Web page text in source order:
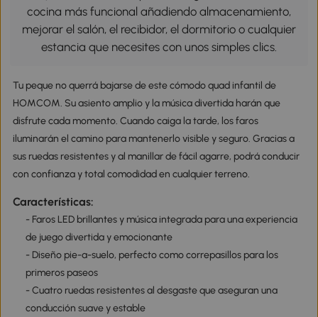
cocina más funcional añadiendo almacenamiento,
mejorar el salón, el recibidor, el dormitorio o cualquier
estancia que necesites con unos simples clics.
Tu peque no querrá bajarse de este cómodo quad infantil de
HOMCOM. Su asiento amplio y la música divertida harán que
disfrute cada momento. Cuando caiga la tarde, los faros
iluminarán el camino para mantenerlo visible y seguro. Gracias a
sus ruedas resistentes y al manillar de fácil agarre, podrá conducir
con confianza y total comodidad en cualquier terreno.
Características:
- Faros LED brillantes y música integrada para una experiencia
de juego divertida y emocionante
- Diseño pie-a-suelo, perfecto como correpasillos para los
primeros paseos
- Cuatro ruedas resistentes al desgaste que aseguran una
conducción suave y estable